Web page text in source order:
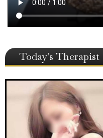
Today's Therapist